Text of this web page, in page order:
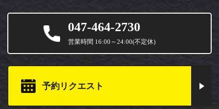
047-464-2730
営業時間 16:00～24:00(不定休)
予約リクエスト